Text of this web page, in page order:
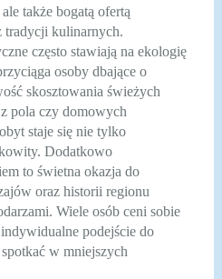
także bogatą ofertą
tradycji kulinarnych.
często stawiają na ekologię
osoby dbające o
skosztowania świeżych
pola czy domowych
staje się nie tylko
Dodatkowo
to świetna okazja do
oraz historii regionu
Wiele osób ceni sobie
podejście do
w mniejszych